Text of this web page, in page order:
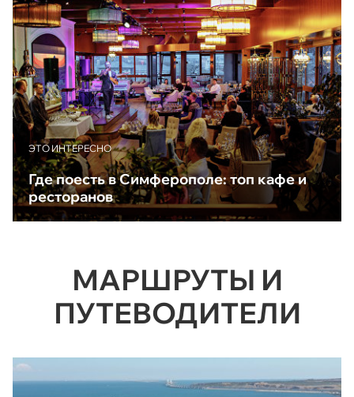
ЭТО ИНТЕРЕСНО
Где поесть в Симферополе: топ кафе и
ресторанов
МАРШРУТЫ И
ПУТЕВОДИТЕЛИ